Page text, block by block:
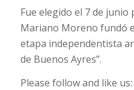
Fue elegido el 7 de junio
Mariano Moreno fundó
etapa independentista
de Buenos Ayres”.
Please follow and like us: